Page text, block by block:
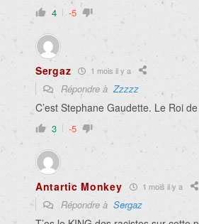
4 -5
Sergaz 1 mois il y a
Répondre àZzzzz
C’est Stephane Gaudette. Le Roi de
3 -5
Antartic Monkey 1 mois il y a
Répondre à Sergaz